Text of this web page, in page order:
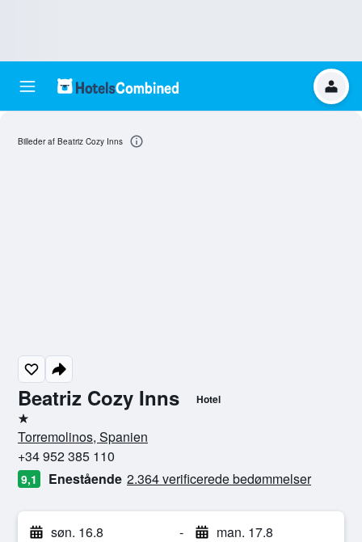
Beatriz Cozy Inns Hotel
1 stjerne
Torremolinos, Spanien
+34 952 385 110
9,1 Enestående 2.364 verificerede bedømmelser
søn. 16.8 - man. 17.8
Billeder af Beatriz Cozy Inns